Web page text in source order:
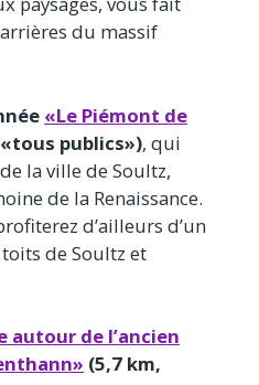
du massif
«Le Piémont de
publics»), qui
la ville de Soultz,
de la Renaissance.
d’ailleurs d’un
de Soultz et
autour de l’ancien
(5,7 km,